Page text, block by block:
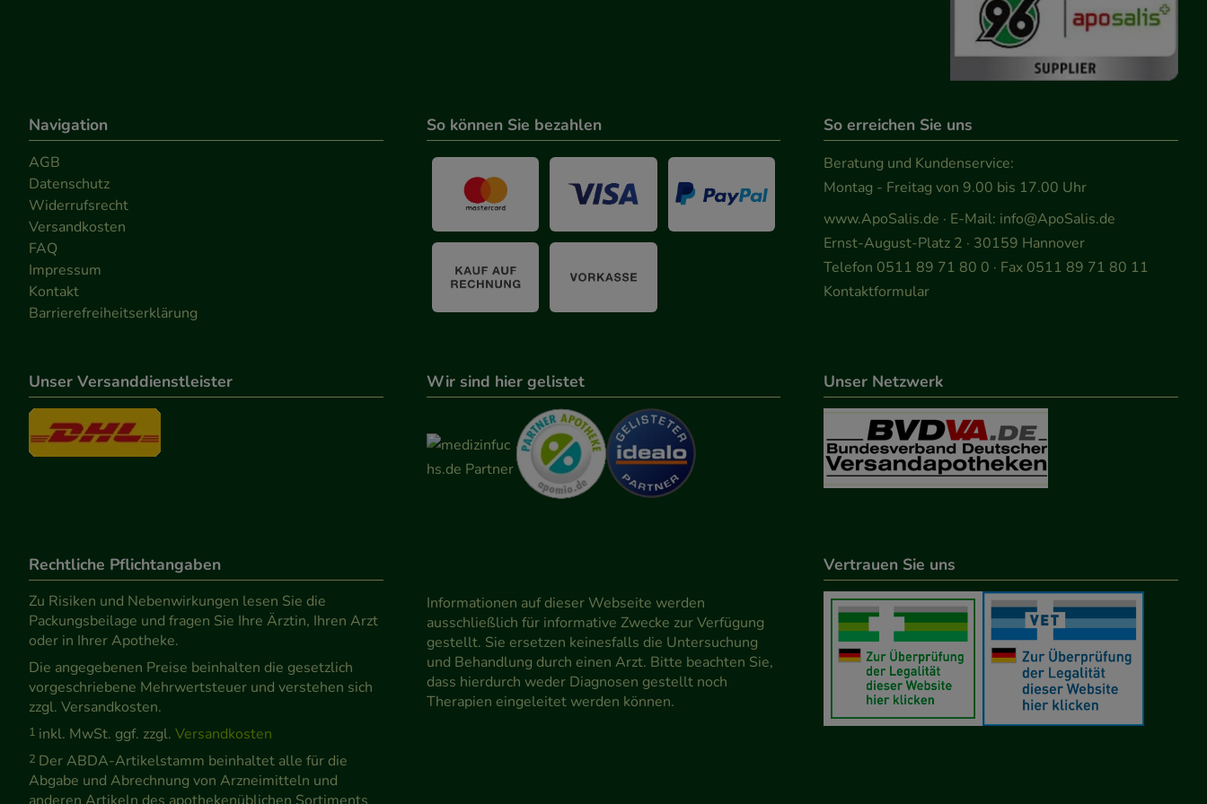
Navigation
AGB
Datenschutz
Widerrufsrecht
Versandkosten
FAQ
Impressum
Kontakt
Barrierefreiheitserklärung
So können Sie bezahlen So erreichen Sie uns
Beratung und Kundenservice:
Montag - Freitag von 9.00 bis 17.00 Uhr
www.ApoSalis.de · E-Mail: info@ApoSalis.de
Ernst-August-Platz 2 · 30159 Hannover
Telefon 0511 89 71 80 0 · Fax 0511 89 71 80 11
Kontaktformular
Unser Versanddienstleister Wir sind hier gelistet Unser Netzwerk
Rechtliche Pflichtangaben
Zu Risiken und Nebenwirkungen lesen Sie die
Packungsbeilage und fragen Sie Ihre Ärztin, Ihren Arzt
oder in Ihrer Apotheke.
Die angegebenen Preise beinhalten die gesetzlich
vorgeschriebene Mehrwertsteuer und verstehen sich
zzgl. Versandkosten.
1 inkl. MwSt. ggf. zzgl. Versandkosten
2 Der ABDA-Artikelstamm beinhaltet alle für die
Abgabe und Abrechnung von Arzneimitteln und
Informationen auf dieser Webseite werden
ausschließlich für informative Zwecke zur Verfügung
gestellt. Sie ersetzen keinesfalls die Untersuchung
und Behandlung durch einen Arzt. Bitte beachten Sie,
dass hierdurch weder Diagnosen gestellt noch
Therapien eingeleitet werden können.
Vertrauen Sie uns